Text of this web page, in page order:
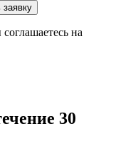
заявку
на
30